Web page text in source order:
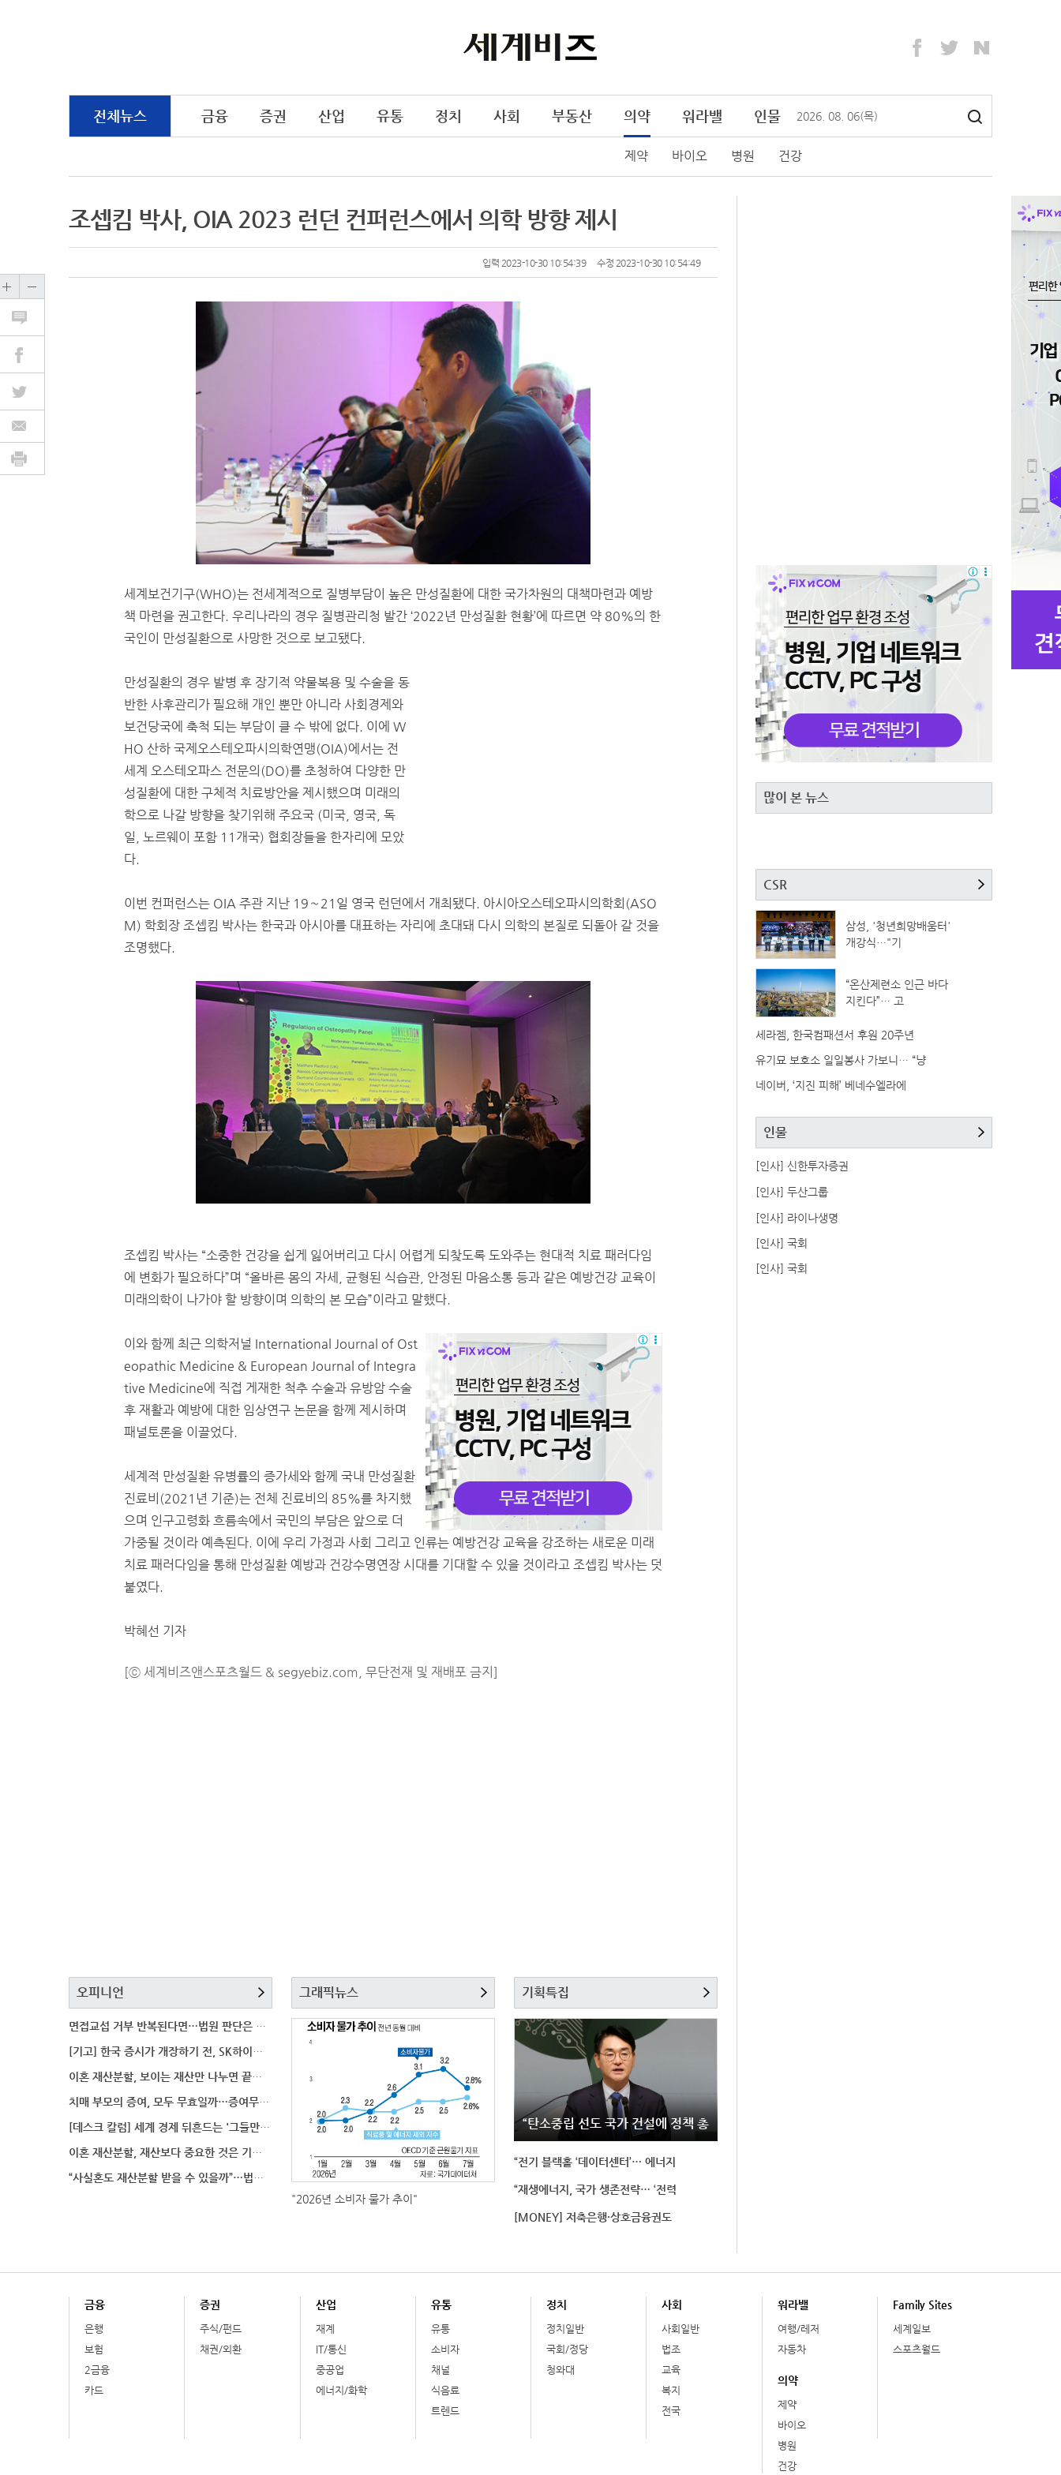
전체뉴스 금융 증권 산업 유통 정치 사회 부동산 의약
제약 바이오 병원 건강
워라밸 인물 2026 08 06(목)
조셉킴 박사, OIA 2023 런던 컨퍼런스에서 의학 방향 제시
입력 2023-10-30 10:54:39 수정 2023-10-30 10:54:49
세계보건기구(WHO)는 전세계적으로 질병부담이 높은 만성질환에 대한 국가차원의 대책마련과 예방
책 마련을 권고한다. 우리나라의 경우 질병관리청 발간 ‘2022년 만성질환 현황’에 따르면 약 80%의 한
국인이 만성질환으로 사망한 것으로 보고됐다.
만성질환의 경우 발병 후 장기적 약물복용 및 수술을 동
반한 사후관리가 필요해 개인 뿐만 아니라 사회경제와
보건당국에 축척 되는 부담이 클 수 밖에 없다. 이에 W
HO 산하 국제오스테오파시의학연맹(OIA)에서는 전
세계 오스테오파스 전문의(DO)를 초청하여 다양한 만
성질환에 대한 구체적 치료방안을 제시했으며 미래의
학으로 나갈 방향을 찾기위해 주요국 (미국, 영국, 독
일, 노르웨이 포함 11개국) 협회장들을 한자리에 모았
다.
이번 컨퍼런스는 OIA 주관 지난 19∼21일 영국 런던에서 개최됐다. 아시아오스테오파시의학회(ASO
M) 학회장 조셉킴 박사는 한국과 아시아를 대표하는 자리에 초대돼 다시 의학의 본질로 되돌아 갈 것을
조명했다.
조셉킴 박사는 “소중한 건강을 쉽게 잃어버리고 다시 어렵게 되찾도록 도와주는 현대적 치료 패러다임
에 변화가 필요하다”며 “올바른 몸의 자세, 균형된 식습관, 안정된 마음소통 등과 같은 예방건강 교육이
미래의학이 나가야 할 방향이며 의학의 본 모습”이라고 말했다.
이와 함께 최근 의학저널 International Journal of Ost
eopathic Medicine & European Journal of Integra
tive Medicine에 직접 게재한 척추 수술과 유방암 수술
후 재활과 예방에 대한 임상연구 논문을 함께 제시하며
패널토론을 이끌었다.
세계적 만성질환 유병률의 증가세와 함께 국내 만성질환
진료비(2021년 기준)는 전체 진료비의 85%를 차지했
으며 인구고령화 흐름속에서 국민의 부담은 앞으로 더
가중될 것이라 예측된다. 이에 우리 가정과 사회 그리고 인류는 예방건강 교육을 강조하는 새로운 미래
치료 패러다임을 통해 만성질환 예방과 건강수명연장 시대를 기대할 수 있을 것이라고 조셉킴 박사는 덧
붙였다.
박혜선 기자
[ⓒ 세계비즈앤스포츠월드 & segyebiz.com, 무단전재 및 재배포 금지]
오피니언
면접교섭 거부 반복된다면…법원 판단은 달라질까
[기고] 한국 증시가 개장하기 전, SK하이닉스 가격은
이혼 재산분할, 보이는 재산만 나누면 끝일까…숨겨진 자
치매 부모의 증여, 모두 무효일까…증여무효 분쟁에서 법
[데스크 칼럼] 세계 경제 뒤흔드는 '그들만의 언어'
이혼 재산분할, 재산보다 중요한 것은 기여도 입증
“사실혼도 재산분할 받을 수 있을까”…법원이 살펴보는
그래픽뉴스
"2026년 소비자 물가 추이"
기획특집
“탄소중립 선도 국가 건설에 정책 총
“전기 블랙홀 ‘데이터센터’… 에너지
“재생에너지, 국가 생존전략… ‘전력
[MONEY] 저축은행·상호금융권도
많이 본 뉴스
CSR
삼성, '청년희망배움터'
개강식…"기
“온산제련소 인근 바다
지킨다”… 고
세라젬, 한국컴패션서 후원 20주년
유기묘 보호소 일일봉사 가보니… “냥
네이버, ‘지진 피해’ 베네수엘라에
인물
[인사] 신한투자증권
[인사] 두산그룹
[인사] 라이나생명
[인사] 국회
[인사] 국회
금융
은행
보험
2금융
카드
증권
주식/펀드
채권/외환
산업
재계
IT/통신
중공업
에너지/화학
유통
유통
소비자
채널
식음료
트렌드
정치
정치일반
국회/정당
청와대
사회
사회일반
법조
교육
복지
전국
워라밸
여행/레저
자동차
의약
제약
바이오
병원
건강
Family Sites
세계일보
스포츠월드